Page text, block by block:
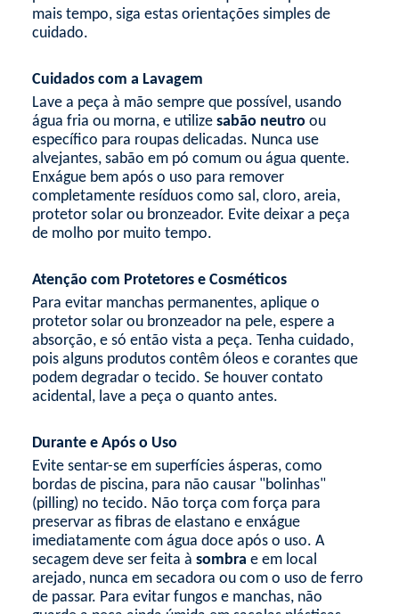
mais tempo, siga estas orientações simples de
cuidado.
Cuidados com a Lavagem
Lave a peça à mão sempre que possível, usando
água fria ou morna, e utilize sabão neutroou
específico para roupas delicadas. Nunca use
alvejantes, sabão em pó comum ou água quente.
Enxágue bem após o uso para remover
completamente resíduos como sal, cloro, areia,
protetor solar ou bronzeador. Evite deixar a peça
de molho por muito tempo.
Atenção com Protetores e Cosméticos
Para evitar manchas permanentes, aplique o
protetor solar ou bronzeador na pele, espere a
absorção, e só então vista a peça. Tenha cuidado,
pois alguns produtos contêm óleos e corantes que
podem degradar o tecido. Se houver contato
acidental, lave a peça o quanto antes.
Durante e Após o Uso
Evite sentar-se em superfícies ásperas, como
bordas de piscina, para não causar "bolinhas"
(pilling) no tecido. Não torça com força para
preservar as fibras de elastano e enxágue
imediatamente com água doce após o uso. A
secagem deve ser feita à sombra e em local
arejado, nunca em secadora ou com o uso de ferro
de passar. Para evitar fungos e manchas, não